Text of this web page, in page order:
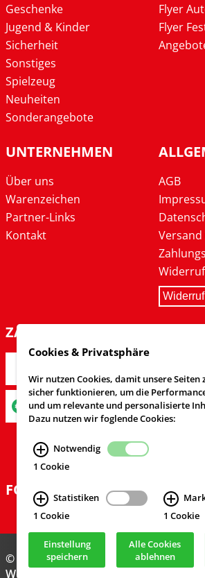
Geschenke
Jugend & Kinder
Sicherheit
Sonstiges
Spielzeug
Neuheiten
Sonderangebote
Flyer
Flyer
UNTERNEHMEN
Über uns
Warenzeichen
Partner-Links
Kontakt
AGB
ZAHLARTEN
FOLGEN SIE UNS
© Feuerwehrversand 2024
Webdesign & Realisierung
Cookies & Privatsphäre
Wir nutzen Cookies, damit unsere Seiten
sicher funktionieren, um die
und um relevante und personalisierte
Dazu nutzen wir foglende Cookies:
Notwendig
1 Cookie
Statistiken
1 Cookie
1 Cookie
Einstellung
speichern
Alle Cookies
ablehnen